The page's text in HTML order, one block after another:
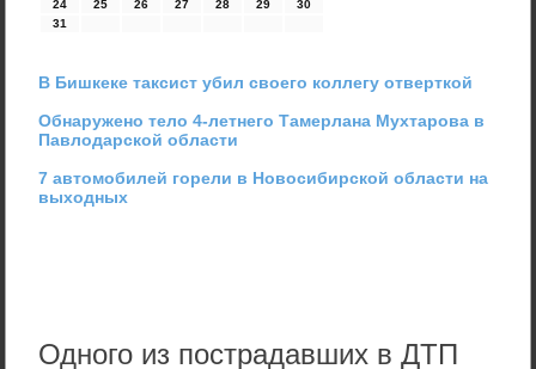
24
25 26 27 28 29
30
31
В Бишкеке таксист убил своего коллегу отверткой
Обнаружено тело 4-летнего Тамерлана Мухтарова в
Павлодарской области
7 автомобилей горели в Новосибирской области на
выходных
Одного из пострадавших в ДТП